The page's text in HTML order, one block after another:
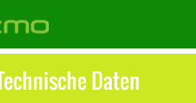
Daten